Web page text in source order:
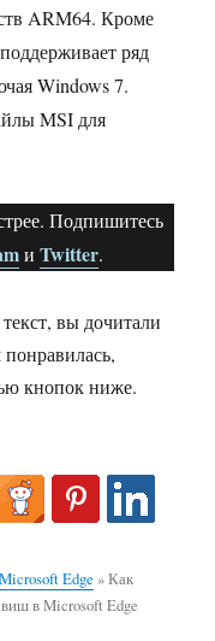
ARM64. Кроме
ряд
Windows 7.
MSI для
Подпишитесь
и Twitter.
вы дочитали
кнопок ниже.
Microsoft Edge »Как
в Microsoft Edge